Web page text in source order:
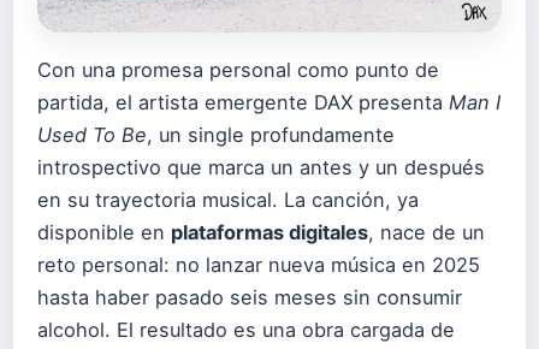
Con una promesa personal como punto de
partida, el artista emergente DAX presenta Man I
Used To Be, un single profundamente
introspectivo que marca un antes y un después
en su trayectoria musical. La canción, ya
disponible en plataformas digitales, nace de un
reto personal: no lanzar nueva música en 2025
hasta haber pasado seis meses sin consumir
alcohol. El resultado es una obra cargada de